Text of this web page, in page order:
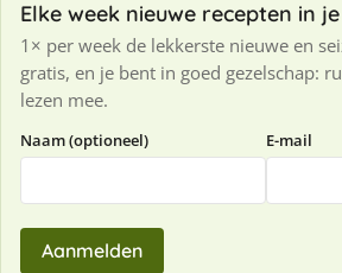
Elke week nieuwe recepten in
1× per week de lekkerste nieuwe en
gratis, en je bent in goed gezelschap:
lezen mee.
Naam (optioneel) E-mail
Aanmelden